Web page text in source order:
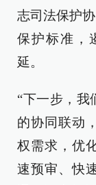
志司法保护
保护标准，
延。
“下一步，我
的协同联动
权需求，优
速预审、快